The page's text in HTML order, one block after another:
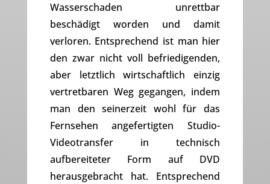
Wasserschaden unrettbar
beschädigt worden und damit
verloren. Entsprechend ist man hier
den zwar nicht voll befriedigenden,
aber letztlich wirtschaftlich einzig
vertretbaren Weg gegangen, indem
man den seinerzeit wohl für das
Fernsehen angefertigten Studio-
Videotransfer in technisch
aufbereiteter Form auf DVD
herausgebracht hat. Entsprechend